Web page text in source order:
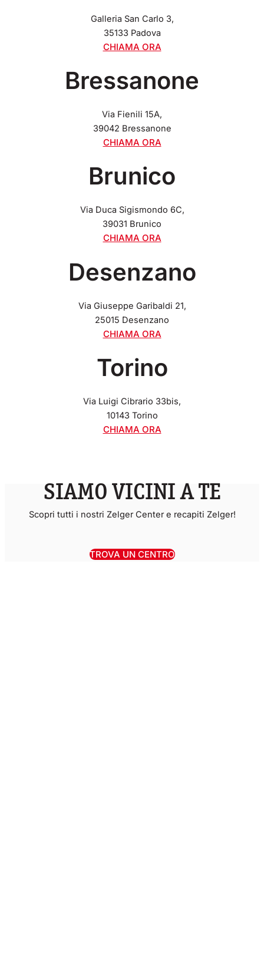
Galleria San Carlo 3,
35133 Padova
CHIAMA ORA
Bressanone
Via Fienili 15A,
39042 Bressanone
CHIAMA ORA
Brunico
Via Duca Sigismondo 6C,
39031 Brunico
CHIAMA ORA
Desenzano
Via Giuseppe Garibaldi 21,
25015 Desenzano
CHIAMA ORA
Torino
Via Luigi Cibrario 33bis,
10143 Torino
CHIAMA ORA
SIAMO VICINI A TE
Scopri tutti i nostri Zelger Center e recapiti Zelger!
TROVA UN CENTRO